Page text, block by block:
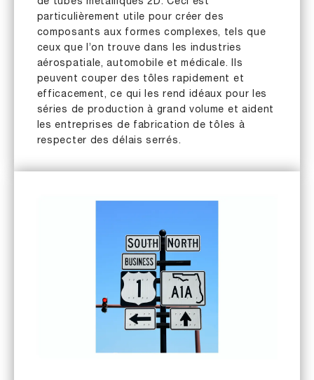
particulièrement utile pour créer des
composants aux formes complexes, tels que
ceux que l’on trouve dans les industries
aérospatiale, automobile et médicale. Ils
peuvent couper des tôles rapidement et
efficacement, ce qui les rend idéaux pour les
séries de production à grand volume et aident
les entreprises de fabrication de tôles à
respecter des délais serrés.